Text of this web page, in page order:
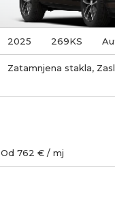
2025 269KS
Zatamnjena stakla,
Od 762 € / mj